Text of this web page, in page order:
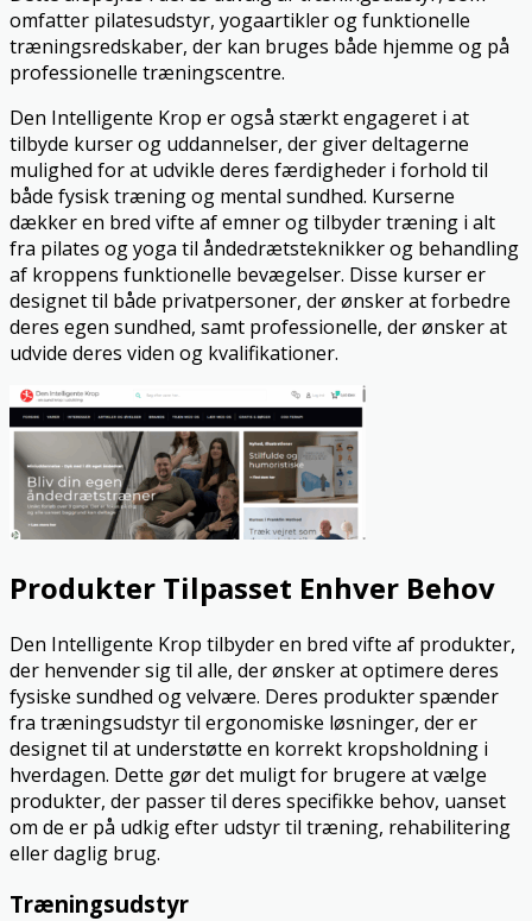
omfatter pilatesudstyr, yogaartikler og funktionelle
træningsredskaber, der kan bruges både hjemme og på
professionelle træningscentre.
Den Intelligente Krop er også stærkt engageret i at
tilbyde kurser og uddannelser, der giver deltagerne
mulighed for at udvikle deres færdigheder i forhold til
både fysisk træning og mental sundhed. Kurserne
dækker en bred vifte af emner og tilbyder træning i alt
fra pilates og yoga til åndedrætsteknikker og behandling
af kroppens funktionelle bevægelser. Disse kurser er
designet til både privatpersoner, der ønsker at forbedre
deres egen sundhed, samt professionelle, der ønsker at
udvide deres viden og kvalifikationer.
Produkter Tilpasset Enhver Behov
Den Intelligente Krop tilbyder en bred vifte af produkter,
der henvender sig til alle, der ønsker at optimere deres
fysiske sundhed og velvære. Deres produkter spænder
fra træningsudstyr til ergonomiske løsninger, der er
designet til at understøtte en korrekt kropsholdning i
hverdagen. Dette gør det muligt for brugere at vælge
produkter, der passer til deres specifikke behov, uanset
om de er på udkig efter udstyr til træning, rehabilitering
eller daglig brug.
Træningsudstyr